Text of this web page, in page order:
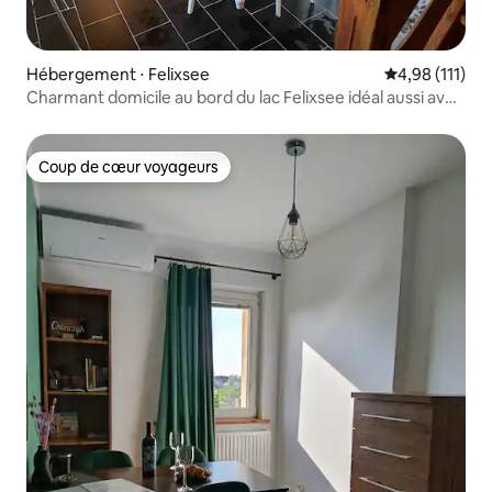
Hébergement ⋅ Felixsee Évaluation
4,98 (111)
Charmant domicile au bord du lac Felixsee idéal aussi avec
Coup de cœur voyageurs
Coup de cœur voyageurs